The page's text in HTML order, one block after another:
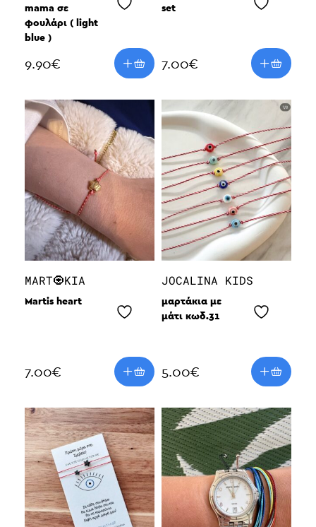
mama σε
φουλάρι ( light
blue )
9.90€
set
7.00€
MART🧿KIA
Martis heart
7.00€
JOCALINA KIDS
μαρτάκια με
μάτι κωδ.31
5.00€